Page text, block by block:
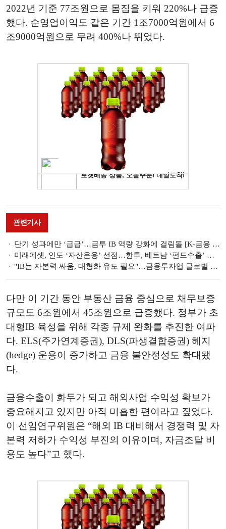
2022년 기준 77조원으로 몸집을 키워 220%나 급증
했다. 순영업이익도 같은 기간 1조7000억원에서 6
조9000억원으로 무려 400%나 뛰었다.
관련기사
단기 성과에만 ‘급급’…금투 IB 역량 강화에 걸림돌 [K-금융 글로벌 현재, 그리고 미래 ②]
미래에셋, 인도 ‘자산운용’ 선점…한투, 베트남 ‘펀드수출’ 선봉 [K-금융 글로벌 현재, 그리고 미래 ①]
"IB는 자본력 싸움, 대형화 유도 필요"…금융투자업 글로벌 경쟁력 성장엔진 주목(종합)
다만 이 기간 동안 부동산 금융 중심으로 채무보증
규모도 6조원에서 45조원으로 급증했다. 정부가 초
대형IB 육성을 위해 각종 규제 완화를 추진한 여파
다. ELS(주가연계증권), DLS(파생결합증권) 헤지
(hedge) 운용이 증가하고 금융 불안정성도 확대됐
다.
금융수출이 화두가 되고 해외사업 수익성 확보가
중요해지고 있지만 아직 미흡한 편이라고 짚었다.
이 선임연구위원은 “해외 IB 대비해서 경쟁력 및 자
본력 저하가 수익성 부진의 이유이며, 자금조달 비
용도 높다”고 했다.